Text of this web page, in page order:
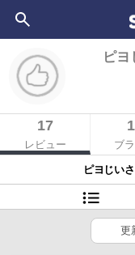
ピヨ
17
レビュー ブ
ピヨじい
更